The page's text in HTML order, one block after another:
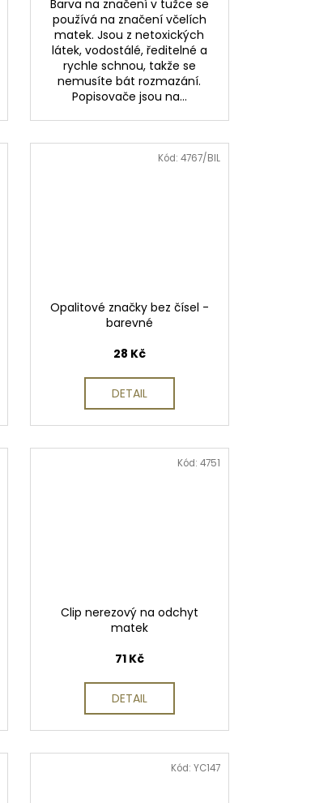
Barva na značení v tužce se
používá na značení včelích
matek. Jsou z netoxických
látek, vodostálé, ředitelné a
rychle schnou, takže se
nemusíte bát rozmazání.
Popisovače jsou na...
Opalitové značky bez čísel -
barevné
28 Kč
DETAIL
Kód: 4767/BIL
Clip nerezový na odchyt
matek
71 Kč
DETAIL
Kód: 4751
Kód: YC147